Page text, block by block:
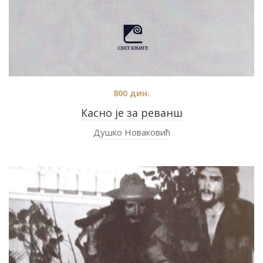
Касно је за реванш
800 дин.
Душко Новаковић